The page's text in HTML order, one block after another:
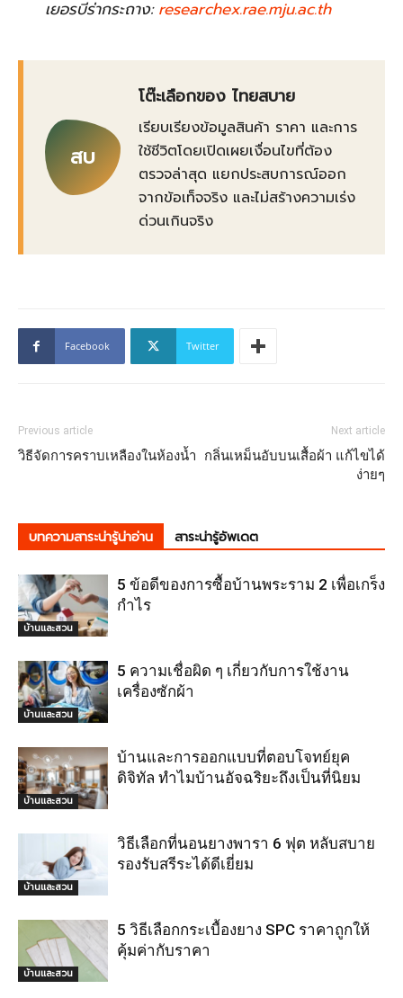
เยอรบีร่ากระถาง:researchex.rae.mju.ac.th
สบ
โต๊ะเลือกของ ไทยสบาย
เรียบเรียงข้อมูลสินค้า ราคา และการ
ใช้ชีวิตโดยเปิดเผยเงื่อนไขที่ต้อง
ตรวจล่าสุด แยกประสบการณ์ออก
จากข้อเท็จจริง และไม่สร้างความเร่ง
ด่วนเกินจริง
Facebook Twitter
Previous article
วิธีจัดการคราบเหลืองในห้องน้ำ
Next article
กลิ่นเหม็นอับบนเสื้อผ้า แก้ไขได้
ง่ายๆ
บทความสาระน่ารู้น่าอ่าน สาระน่ารู้อัพเดต
บ้านและสวน
5 ข้อดีของการซื้อบ้านพระราม 2 เพื่อเกร็ง
กำไร
บ้านและสวน
5 ความเชื่อผิด ๆ เกี่ยวกับการใช้งาน
เครื่องซักผ้า
บ้านและสวน
บ้านและการออกแบบที่ตอบโจทย์ยุค
ดิจิทัล ทำไมบ้านอัจฉริยะถึงเป็นที่นิยม
บ้านและสวน
วิธีเลือกที่นอนยางพารา 6 ฟุต หลับสบาย
รองรับสรีระได้ดีเยี่ยม
บ้านและสวน
5 วิธีเลือกกระเบื้องยาง SPC ราคาถูกให้
คุ้มค่ากับราคา